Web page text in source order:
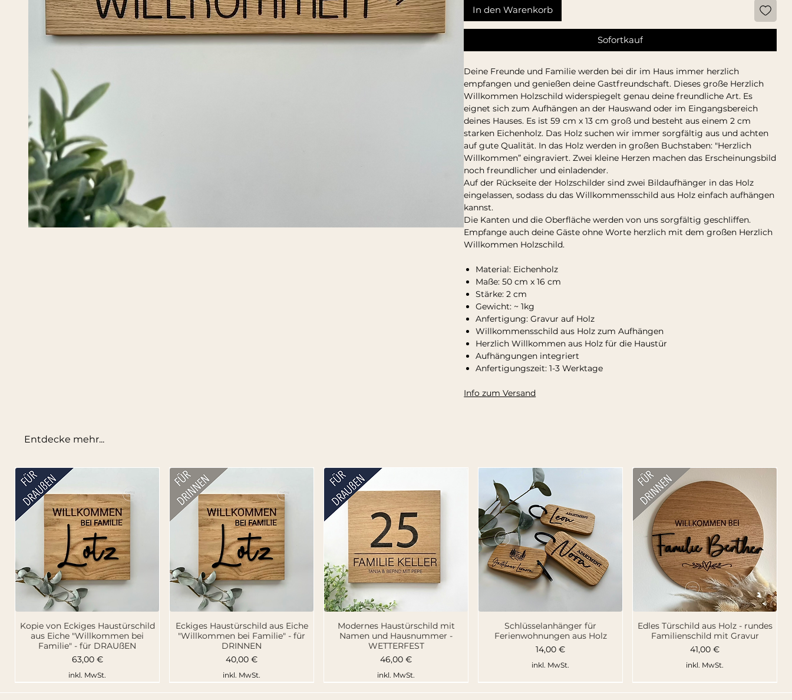
In den Warenkorb
Sofortkauf
Deine Freunde und Familie werden bei dir im Haus immer herzlich
empfangen und genießen deine Gastfreundschaft. Dieses große Herzlich
Willkommen Holzschild widerspiegelt genau deine freundliche Art. Es
eignet sich zum Aufhängen an der Hauswand oder im Eingangsbereich
deines Hauses. Es ist 59 cm x 13 cm groß und besteht aus einem 2 cm
starken Eichenholz. Das Holz suchen wir immer sorgfältig aus und achten
auf gute Qualität. In das Holz werden in großen Buchstaben: "Herzlich
Willkommen” eingraviert. Zwei kleine Herzen machen das Erscheinungsbild
noch freundlicher und einladender.
Auf der Rückseite der Holzschilder sind zwei Bildaufhänger in das Holz
eingelassen, sodass du das Willkommensschild aus Holz einfach aufhängen
kannst.
Die Kanten und die Oberfläche werden von uns sorgfältig geschliffen.
Empfange auch deine Gäste ohne Worte herzlich mit dem großen Herzlich
Willkommen Holzschild.
Material: Eichenholz
Maße: 50 cm x 16 cm
Stärke: 2 cm
Gewicht: ~ 1kg
Anfertigung: Gravur auf Holz
Willkommensschild aus Holz zum Aufhängen
Herzlich Willkommen aus Holz für die Haustür
Aufhängungen integriert
Anfertigungszeit: 1-3 Werktage
Info zum Versand
Entdecke mehr...
Schnellansicht
Kopie von Eckiges Haustürschild
aus Eiche "Willkommen bei
Familie" - für DRAUßEN
Preis
63,00 €
inkl. MwSt.
Schnellansicht
Eckiges Haustürschild aus Eiche
"Willkommen bei Familie" - für
DRINNEN
Preis
40,00 €
inkl. MwSt.
Schnellansicht
Modernes Haustürschild mit
Namen und Hausnummer -
WETTERFEST
Preis
46,00 €
inkl. MwSt.
Schnellansicht
Schlüsselanhänger für
Ferienwohnungen aus Holz
Preis
14,00 €
inkl. MwSt.
Schnellansicht
Edles Türschild aus Holz - rundes
Familienschild mit Gravur
Preis
41,00 €
inkl. MwSt.